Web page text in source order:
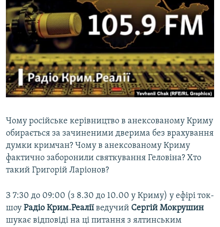
пошуку
ІНТЕРВ'Ю
ВСЕ ЗА ДЕНЬ
СПЕЦПРОЕКТИ
ДЕПОРТАЦІЯ
ВІДЕОУРОКИ «ELIFBE»
СВІДЧЕННЯ ОКУПАЦІЇ
ІНФОГРАФІКА
ЯК ОБІЙТИ БЛОКУВАННЯ
Русский
Qırımtatar
ДОЛУЧАЙСЯ!
Усі сайти RFE/RL
Чому російське керівництво в анексованому Криму
обирається за зачиненими дверима без врахування
думки кримчан? Чому в анексованому Криму
фактично заборонили святкування Геловіна? Хто
такий Григорій Ларіонов?
З 7:30 до 09:00 (з 8.30 до 10.00 у Криму) у ефірі ток-
шоу Радіо Крим.Реаліїведучий Сергій Мокрушин
шукає відповіді на ці питання з ялтинським